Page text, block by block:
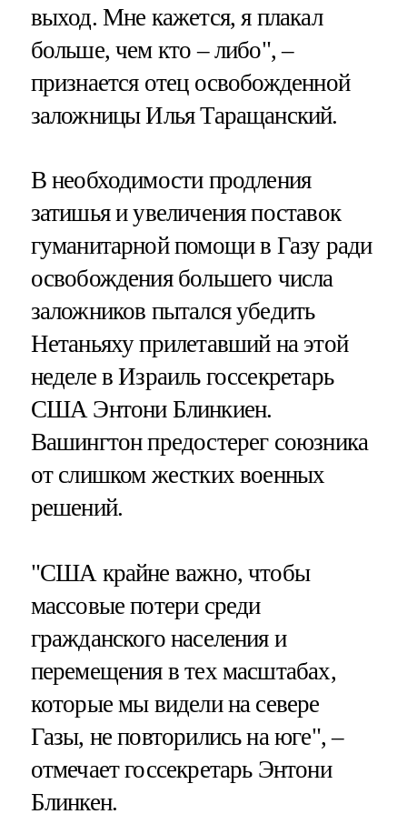
выход. Мне кажется, я плакал
больше, чем кто – либо", –
признается отец освобожденной
заложницы Илья Таращанский.
В необходимости продления
затишья и увеличения поставок
гуманитарной помощи в Газу ради
освобождения большего числа
заложников пытался убедить
Нетаньяху прилетавший на этой
неделе в Израиль госсекретарь
США Энтони Блинкиен.
Вашингтон предостерег союзника
от слишком жестких военных
решений.
"США крайне важно, чтобы
массовые потери среди
гражданского населения и
перемещения в тех масштабах,
которые мы видели на севере
Газы, не повторились на юге", –
отмечает госсекретарь Энтони
Блинкен.